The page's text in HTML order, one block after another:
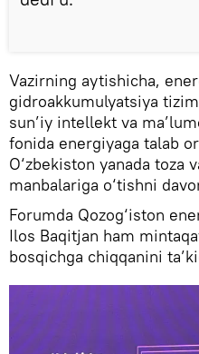
Vazirning aytishicha,
gidroakkumulyatsiya
sun’iy intellekt va
fonida energiyaga talab
O‘zbekiston yanada toza
manbalariga o‘tishni
Forumda Qozog‘iston
Ilos Baqitjan ham
bosqichga chiqqanini